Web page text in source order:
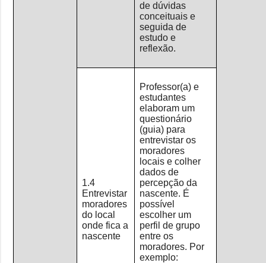
de dúvidas
conceituais e
seguida de
estudo e
reflexão.
1.4
Entrevistar
moradores
do local
onde fica a
nascente
Professor(a) e
estudantes
elaboram um
questionário
(guia) para
entrevistar os
moradores
locais e colher
dados de
percepção da
nascente. É
possível
escolher um
perfil de grupo
entre os
moradores. Por
exemplo: